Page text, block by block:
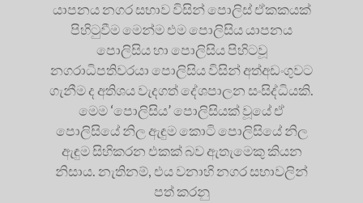
යාපනය නගර සභාව විසින් පොලිස් ඒකකයක්
පිහිටුවීම මෙන්ම එම පොලිසිය යාපනය
පොලිසිය හා පොලිසිය පිහිටවූ
නගරාධිපතිවරයා පොලිසිය විසින් අත්අඩංගුවට
ගැනීම ද අතිශය වැදගත් දේශපාලන සංසිද්ධියකි.
මෙම ‘පොලිසිය’ පොලිසියක් වූයේ ඒ
පොලිසියේ නිල ඇඳුම කොටි පොලිසියේ නිල
ඇඳුම සිහිකරන එකක් බව ඇතැමෙකු කියන
නිසාය. නැතිනම්, එය වනාහි නගර සභාවලින්
පත් කරනු